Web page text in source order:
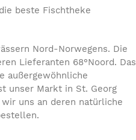
beste Fischtheke
Nord-Norwegens. Die
Lieferanten 68°Noord. Das
außergewöhnliche
unser Markt in St. Georg
uns an deren natürliche